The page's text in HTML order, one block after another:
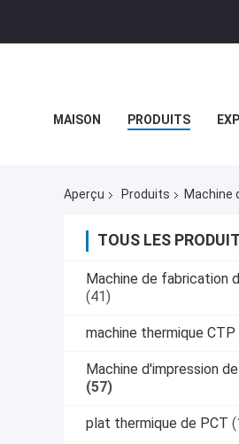
MAISON PRODUITS
Aperçu Produits Machine
TOUS LES
Machine de fabrication
(41)
machine thermique CTP
Machine d'impression
(57)
plat thermique de PCT